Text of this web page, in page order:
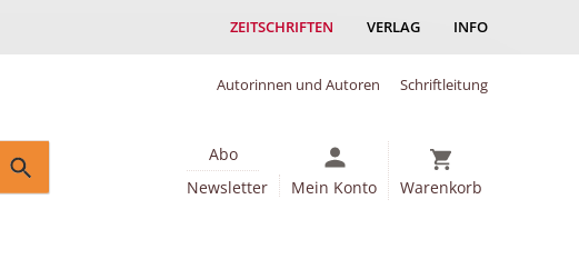
ZEITSCHRIFTEN VERLAG INFO
Autorinnen und Autoren Schriftleitung
Abo
Newsletter
Mein Konto Warenkorb